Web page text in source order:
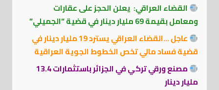
القضاء العراقي: يعلن الحجز على عقارات
ومعامل بقيمة 69 مليار دينار في قضية “الجميلي”
عاجل …القضاء العراقي يسترد 19 مليار دينار في
قضية فساد مالي تخص الخطوط الجوية العراقية
مصنع ورقي تركي في الجزائر باستثمارات 13.4
مليار دينار